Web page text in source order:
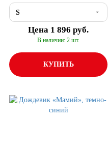
Цена 1 896 руб.
В наличии: 2 шт.
КУПИТЬ